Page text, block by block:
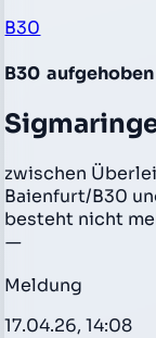
B30
B30 aufgehoben
zwischen
Baienfurt/B30
besteht nicht
—
Meldung
17.04.26, 14:08